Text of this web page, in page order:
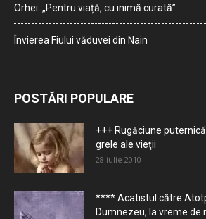
Orhei: „Pentru viață, cu inimă curată”
Învierea Fiului văduvei din Nain
POSTĂRI POPULARE
+++ Rugăciune
grele ale vieţii
28 iulie 2010
**** Acatistul către
Dumnezeu, la vreme de